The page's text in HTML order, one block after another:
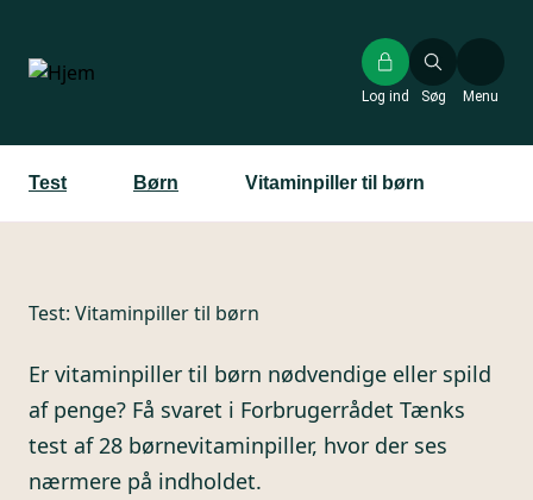
hovedindhold
Søg
Log ind Menu
Test Børn Vitaminpiller til børn
Test: Vitaminpiller til børn
Er vitaminpiller til børn nødvendige eller spild
af penge? Få svaret i Forbrugerrådet Tænks
test af 28 børnevitaminpiller, hvor der ses
nærmere på indholdet.